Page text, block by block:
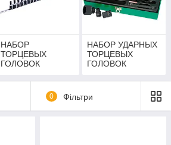
НАБОР
ТОРЦЕВЫХ
ГОЛОВОК
НАБОР УДАРНЫХ
ТОРЦЕВЫХ
ГОЛОВОК
0 Фільтри